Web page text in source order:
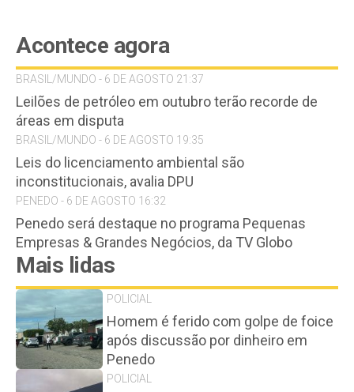
Acontece agora
BRASIL/MUNDO - 6 DE AGOSTO 21:37
Leilões de petróleo em outubro terão recorde de
áreas em disputa
BRASIL/MUNDO - 6 DE AGOSTO 19:35
Leis do licenciamento ambiental são
inconstitucionais, avalia DPU
PENEDO - 6 DE AGOSTO 16:32
Penedo será destaque no programa Pequenas
Empresas & Grandes Negócios, da TV Globo
Mais lidas
POLICIAL
Homem é ferido com golpe de foice
após discussão por dinheiro em
Penedo
POLICIAL